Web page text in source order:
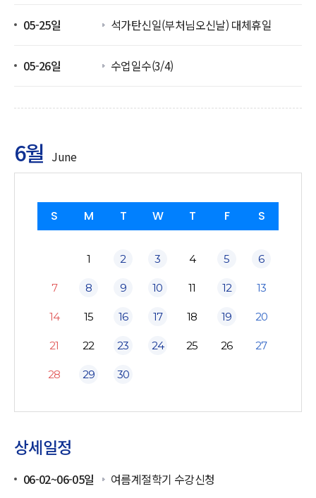
05-25일 석가탄신일(부처님오신날) 대체휴일
05-26일 수업일수(3/4)
6월 June
S M T W T F S
1 2 3 4 5 6
7 8 9 10 11 12 13
14 15 16 17 18 19 20
21 22 23 24 25 26 27
28 29 30
상세일정
06-02~06-05일 여름계절학기 수강신청